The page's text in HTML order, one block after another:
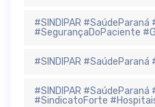
#SINDIPAR
#SegurançaDoPaciente
#SINDIPAR
#SINDIPAR
#SindicatoForte